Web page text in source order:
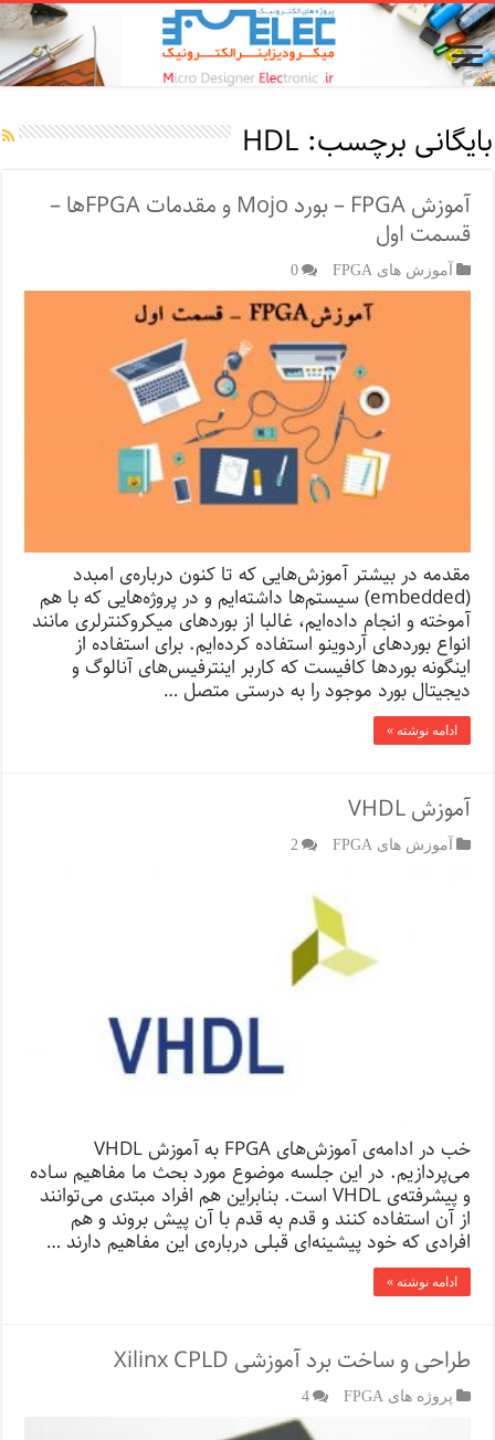
بایگانی برچسب: HDL
آموزش FPGA – بورد Mojo و مقدمات FPGA‌ها –
قسمت اول
آموزش های FPGA 0
مقدمه در بیشتر آموزش‌هایی که تا کنون درباره‌ی امبدد
(embedded) سیستم‌ها داشته‌ایم و در پروژه‌هایی که با هم
آموخته و انجام داده‌ایم، غالبا از بوردهای میکروکنترلری مانند
انواع بوردهای آردوینو استفاده کرده‌ایم. برای استفاده از
اینگونه بوردها کافیست که کاربر اینترفیس‌های آنالوگ و
دیجیتال بورد موجود را به درستی متصل …
ادامه نوشته »
آموزش VHDL
آموزش های FPGA 2
خب در ادامه‌ی آموزش‌های FPGA به آموزش VHDL
می‌پردازیم. در این جلسه موضوع مورد بحث ما مفاهیم ساده
و پیشرفته‌ی VHDL است. بنابراین هم افراد مبتدی می‌توانند
از آن استفاده کنند و قدم به قدم با آن پیش بروند و هم
افرادی که خود پیشینه‌ای قبلی درباره‌ی این مفاهیم دارند …
ادامه نوشته »
طراحی و ساخت برد آموزشی Xilinx CPLD
پروژه های FPGA 4